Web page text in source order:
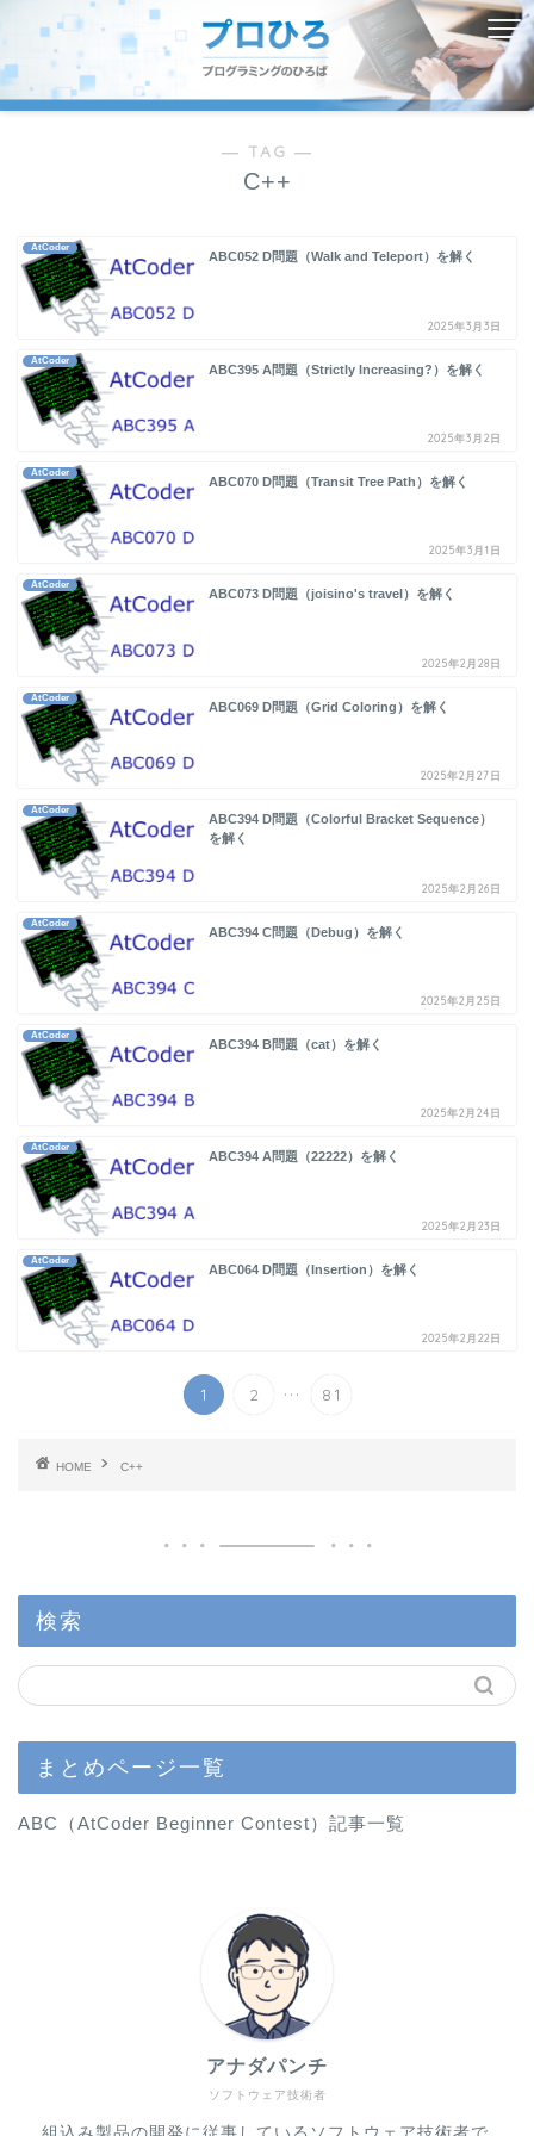
― TAG ―
C++
AtCoder
ABC052 D問題（Walk and Teleport）を解く
2025年3月3日
AtCoder
ABC395 A問題（Strictly Increasing?）を解く
2025年3月2日
AtCoder
ABC070 D問題（Transit Tree Path）を解く
2025年3月1日
AtCoder
ABC073 D問題（joisino's travel）を解く
2025年2月28日
AtCoder
ABC069 D問題（Grid Coloring）を解く
2025年2月27日
AtCoder
ABC394 D問題（Colorful Bracket Sequence）
を解く
2025年2月26日
AtCoder
ABC394 C問題（Debug）を解く
2025年2月25日
AtCoder
ABC394 B問題（cat）を解く
2025年2月24日
AtCoder
ABC394 A問題（22222）を解く
2025年2月23日
AtCoder
ABC064 D問題（Insertion）を解く
2025年2月22日
1 2 ... 81
HOME C++
検索
まとめページ一覧
ABC（AtCoder Beginner Contest）記事一覧
ソフトウェア技術者
アナダパンチ